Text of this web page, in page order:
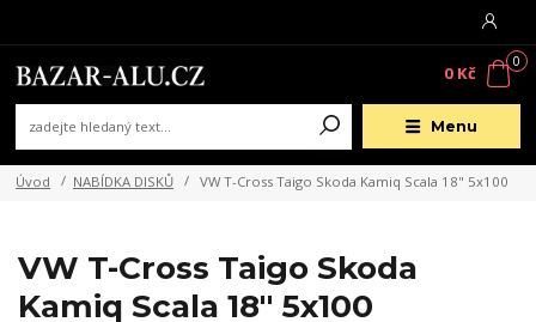
Menu
0
0 Kč
Úvod NABÍDKA DISKŮ VW T-Cross Taigo Skoda Kamiq Scala 18" 5x100
VW T-Cross Taigo Skoda
Kamiq Scala 18" 5x100